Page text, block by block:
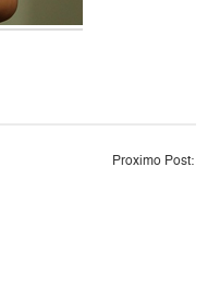
Proximo Post: